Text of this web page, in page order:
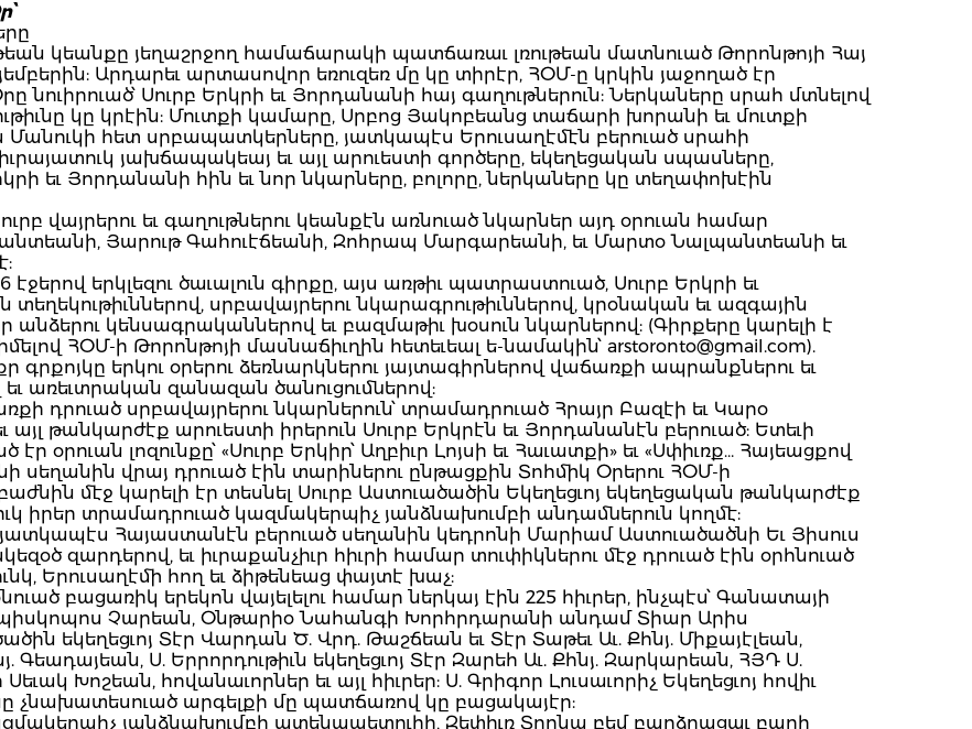
կեանքը յեղաշրջող համաճարակի պատճառաւ լռութեան մատնուած Թորոնթոյի Հայ
Արդարեւ արտասովոր եռուզեռ մը կը տիրէր, ՀՕՄ-ը կրկին յաջողած էր
նուիրուած՝ Սուրբ Երկրի եւ Յորդանանի հայ գաղութներուն: Ներկաները սրահ մտնելով
կը կրէին: Մուտքի կամարը, Սրբոց Յակոբեանց տաճարի խորանի եւ մուտքի
հետ սրբապատկերները, յատկապէս Երուսաղէմէն բերուած սրահի
յախճապակեայ եւ այլ արուեստի գործերը, եկեղեցական սպասները,
եւ Յորդանանի հին եւ նոր նկարները, բոլորը, ներկաները կը տեղափոխէին
վայրերու եւ գաղութներու կեանքէն առնուած նկարներ այդ օրուան համար
Յարութ Գահուէճեանի, Զոհրապ Մարգարեանի, եւ Մարտօ Նալպանտեանի եւ
էջերով երկլեզու ծաւալուն գիրքը, այս առթիւ պատրաստուած, Սուրբ Երկրի եւ
սրբավայրերու նկարագրութիւններով, կրօնական եւ ազգային
անձերու կենսագրականներով եւ բազմաթիւ խօսուն նկարներով: (Գիրքերը կարելի է
ՀՕՄ-ի Թորոնթոյի մասնաճիւղին հետեւեալ ե-նամակին՝ arstoronto@gmail.com).
գրքոյկը երկու օրերու ձեռնարկներու յայտագիրներով վաճառքի ապրանքներու եւ
առեւտրական զանազան ծանուցումներով:
դրուած սրբավայրերու նկարներուն՝ տրամադրուած Հրայր Բազէի եւ Կարօ
թանկարժէք արուեստի իրերուն Սուրբ Երկրէն եւ Յորդանանէն բերուած: Ետեւի
լոզունքը՝ «Սուրբ Երկիր՝ Աղբիւր Լոյսի եւ Հաւատքի» եւ «Սփիւռք… Հայեացքով
սեղանին վրայ դրուած էին տարիներու ընթացքին Տոհմիկ Օրերու ՀՕՄ-ի
մէջ կարելի էր տեսնել Սուրբ Աստուածածին Եկեղեցւոյ եկեղեցական թանկարժէք
իրեր տրամադրուած կազմակերպիչ յանձնախումբի անդամներուն կողմէ:
Հայաստանէն բերուած սեղանին կեդրոնի Մարիամ Աստուածածնի Եւ Յիսուս
զարդերով, եւ իւրաքանչիւր հիւրի համար տուփիկներու մէջ դրուած էին օրհնուած
Երուսաղէմի հող եւ ձիթենեաց փայտէ խաչ:
բացառիկ երեկոն վայելելու համար ներկայ էին 225 հիւրեր, ինչպէս՝ Գանատայի
Չարեան, Օնթարիօ Նահանգի Խորհրդարանի անդամ Տիար Արիս
եկեղեցւոյ Տէր Վարդան Ծ. Վրդ. Թաշճեան եւ Տէր Տաթեւ Աւ. Քհնյ. Միքայէլեան,
Գեադայեան, Ս. Երրորդութիւն եկեղեցւոյ Տէր Զարեհ Աւ. Քհնյ. Զարկարեան, ՀՅԴ Ս.
Խոշեան, հովանաւորներ եւ այլ հիւրեր: Ս. Գրիգոր Լուսաւորիչ Եկեղեցւոյ հովիւ
չնախատեսուած արգելքի մը պատճառով կը բացակայէր:
յանձնախումբի ատենապետուհի, Զեփիւռ Տորնա բեմ բարձրացաւ բարի